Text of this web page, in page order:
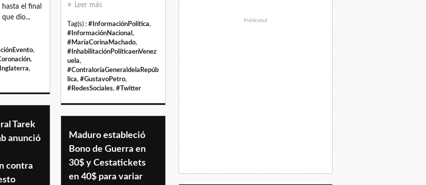
Leer más
Tag(s) : #InformaciónPolítica,
#InformaciónNacional ,
#MaríaCorinaMachado,
#InhabilitaciónPolíticaenVenez
uela,
#ContraloríaGeneraldelaRepúb
lica, #GustavoPetro,
#RedesSociales, #Twitter
el final
que dio...
,
,
,
Tarek
anunció
contra
Maduro estableció
Bono de Guerra en
30$ y Cestatickets
en 40$ para variar
Publicidad